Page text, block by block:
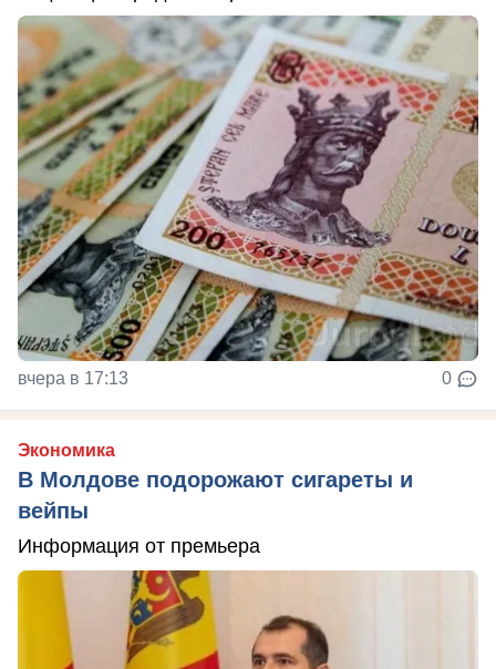
вчера в 17:13 0
Экономика
В Молдове подорожают сигареты и
вейпы
Информация от премьера